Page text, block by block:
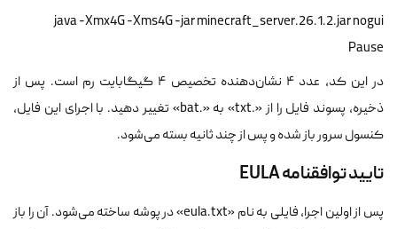
java -Xmx4G -Xms4G -jar minecraft_server.26.1.2.jar nogui
Pause
در این کد، عدد ۴ نشان‌دهنده تخصیص ۴ گیگابایت رم است. پس از
ذخیره، پسوند فایل را از «.txt» به «.bat» تغییر دهید. با اجرای این فایل،
کنسول سرور باز شده و پس از چند ثانیه بسته می‌شود.
تایید توافقنامه EULA
پس از اولین اجرا، فایلی به نام «eula.txt» در پوشه ساخته می‌شود. آن را باز